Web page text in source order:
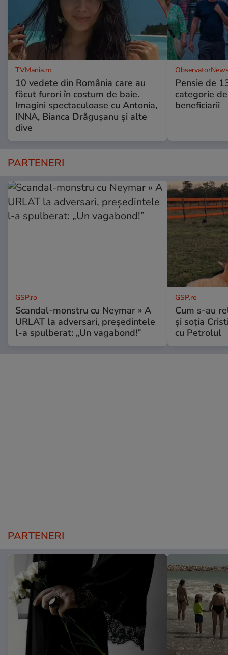
TVMania.ro
10 vedete din România care au
făcut furori în costum de baie.
Imagini spectaculoase cu Antonia,
INNA, Bianca Drăgușanu și alte
dive
Pensie de
categorie
beneficiarii
PARTENERI
GSP.ro
Scandal-monstru cu Neymar » A
URLAT la adversari, președintele
l-a spulberat: „Un vagabond!”
GSP.ro
Cum s-au
și soția
cu Petrolul
PARTENERI